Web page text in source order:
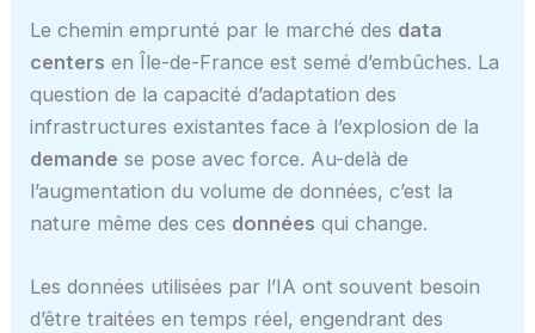
Le chemin emprunté par le marché des data
centers en Île-de-France est semé d’embûches. La
question de la capacité d’adaptation des
infrastructures existantes face à l’explosion de la
demande se pose avec force. Au-delà de
l’augmentation du volume de données, c’est la
nature même des ces données qui change.
Les données utilisées par l’IA ont souvent besoin
d’être traitées en temps réel, engendrant des